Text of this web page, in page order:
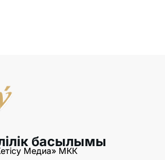
басылымы
Медиа» МКК